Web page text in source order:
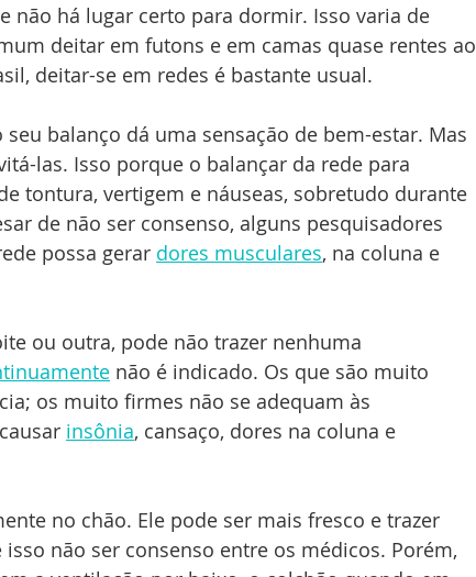
não há lugar certo para dormir. Isso varia de
deitar em futons e em camas quase rentes ao
deitar-se em redes é bastante usual.
balanço dá uma sensação de bem-estar. Mas
las. Isso porque o balançar da rede para
tontura, vertigem e náuseas, sobretudo durante
de não ser consenso, alguns pesquisadores
possa gerar dores musculares, na coluna e
ou outra, pode não trazer nenhuma
não é indicado. Os que são muito
os muito firmes não se adequam às
insônia, cansaço, dores na coluna e
no chão. Ele pode ser mais fresco e trazer
não ser consenso entre os médicos. Porém,